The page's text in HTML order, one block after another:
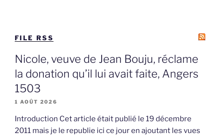
FILE RSS
Nicole, veuve de Jean Bouju, réclame
la donation qu’il lui avait faite, Angers
1503
1 AOÛT 2026
Introduction Cet article était publié le 19 décembre
2011 mais je le republie ici ce jour en ajoutant les vues